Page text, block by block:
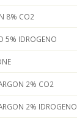
8% CO2
5% IDROGENO
2% CO2
2% IDROGENO